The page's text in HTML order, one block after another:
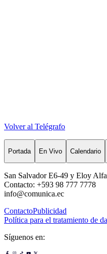
Volver al Telégrafo
Portada En Vivo Calendario
San Salvador E6-49 y Eloy
Contacto: +593 98 777 7778
info@comunica.ec
ContactoPublicidad
Política para el tratamiento de
Síguenos en: